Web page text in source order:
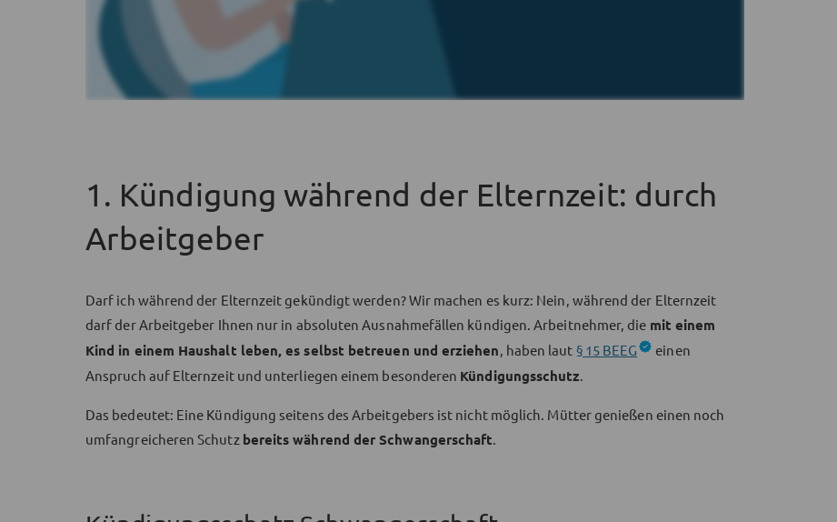
1. Kündigung während der Elternzeit: durch
Arbeitgeber
Darf ich während der Elternzeit gekündigt werden? Wir machen es kurz: Nein, während der Elternzeit
darf der Arbeitgeber Ihnen nur in absoluten Ausnahmefällen kündigen. Arbeitnehmer, die mit einem
Kind in einem Haushalt leben, es selbst betreuen und erziehen, haben laut § 15 BEEG
einen
Anspruch auf Elternzeit und unterliegen einem besonderen Kündigungsschutz.
Das bedeutet: Eine Kündigung seitens des Arbeitgebers ist nicht möglich. Mütter genießen einen noch
umfangreicheren Schutz bereits während der Schwangerschaft.